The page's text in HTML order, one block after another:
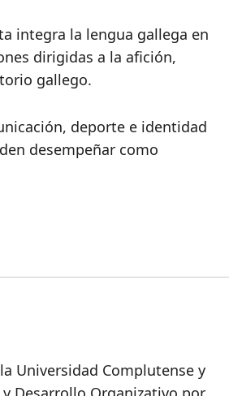
integra la lengua gallega en
dirigidas a la afición,
gallego.
deporte e identidad
desempeñar como
Universidad Complutense y